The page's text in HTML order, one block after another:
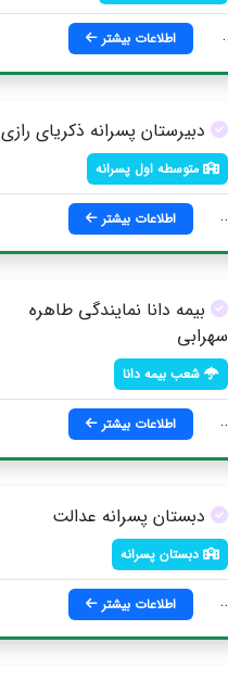
اطلاعات بیشتر
دبیرستان پسرانه ذکریای رازی
متوسطه اول پسرانه
اطلاعات بیشتر
بیمه دانا نمایندگی طاهره
سهرابی
شعب بیمه دانا
اطلاعات بیشتر
دبستان پسرانه عدالت
دبستان پسرانه
اطلاعات بیشتر